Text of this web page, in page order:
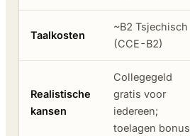
Taalkosten
~B2 Tsjechisch
(CCE-B2)
Realistische
kansen
Collegegeld
gratis voor
iedereen;
toelagen bonus